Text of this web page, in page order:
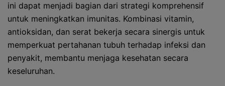
ini dapat menjadi bagian dari strategi komprehensif
untuk meningkatkan imunitas. Kombinasi vitamin,
antioksidan, dan serat bekerja secara sinergis untuk
memperkuat pertahanan tubuh terhadap infeksi dan
penyakit, membantu menjaga kesehatan secara
keseluruhan.